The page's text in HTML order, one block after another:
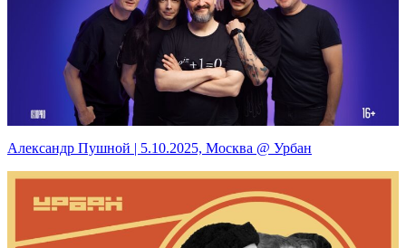
Александр Пушной | 5.10.2025, Москва @ Урбан